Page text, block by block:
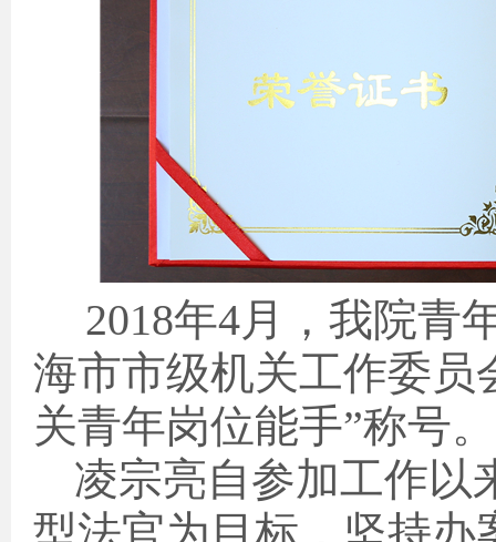
2018年4月，我院青
海市市级机关工作委员
关青年岗位能手”称号。
凌宗亮自参加工作以